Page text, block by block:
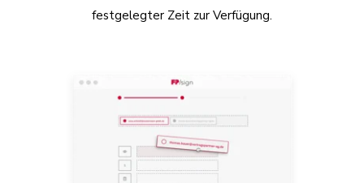
festgelegter Zeit zur Verfügung.